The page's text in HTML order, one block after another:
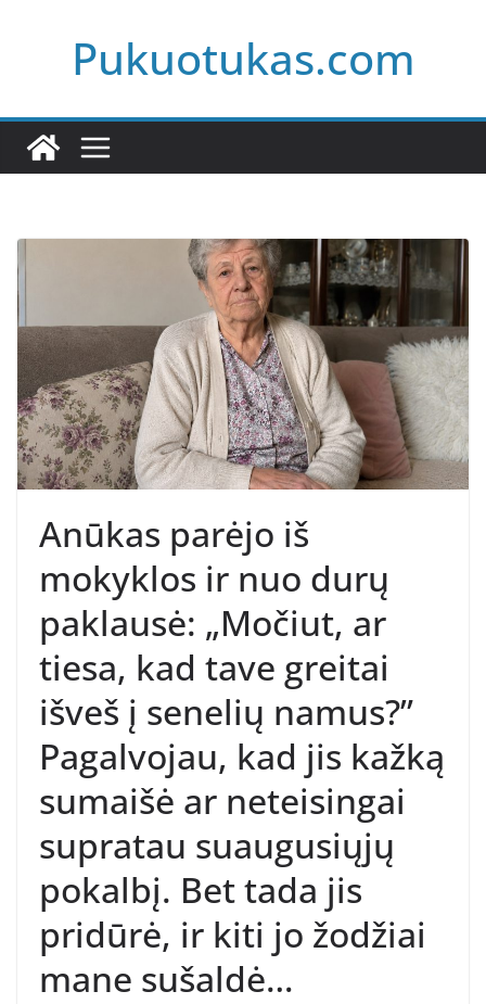
Pukuotukas.com
Anūkas parėjo iš
mokyklos ir nuo durų
paklausė: „Močiut, ar
tiesa, kad tave greitai
išveš į senelių namus?”
Pagalvojau, kad jis kažką
sumaišė ar neteisingai
supratau suaugusiųjų
pokalbį. Bet tada jis
pridūrė, ir kiti jo žodžiai
mane sušaldė…